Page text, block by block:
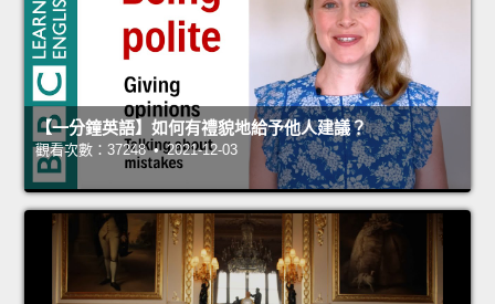
【一分鐘英語】如何有禮貌地給予他人建議？
觀看次數：37248 • 2021-12-03